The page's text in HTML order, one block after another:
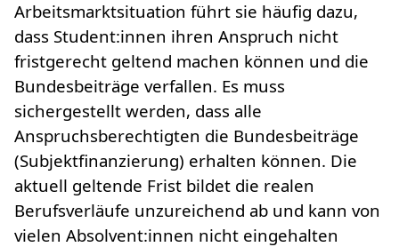
Arbeitsmarktsituation führt sie häufig dazu,
dass Student:innen ihren Anspruch nicht
fristgerecht geltend machen können und die
Bundesbeiträge verfallen. Es muss
sichergestellt werden, dass alle
Anspruchsberechtigten die Bundesbeiträge
(Subjektfinanzierung) erhalten können. Die
aktuell geltende Frist bildet die realen
Berufsverläufe unzureichend ab und kann von
vielen Absolvent:innen nicht eingehalten